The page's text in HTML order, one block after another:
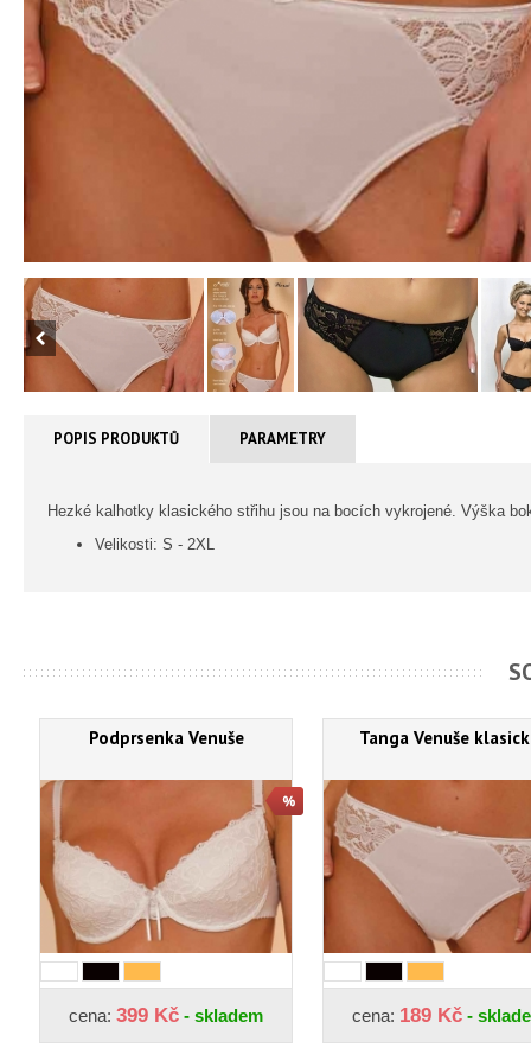
POPIS PRODUKTŮ PARAMETRY
Hezké kalhotky klasického střihu jsou na bocích vykrojené. Výška
Velikosti: S - 2XL
Podprsenka Venuše
cena: 399 Kč - skladem
Tanga Venuše
cena: 189 Kč -